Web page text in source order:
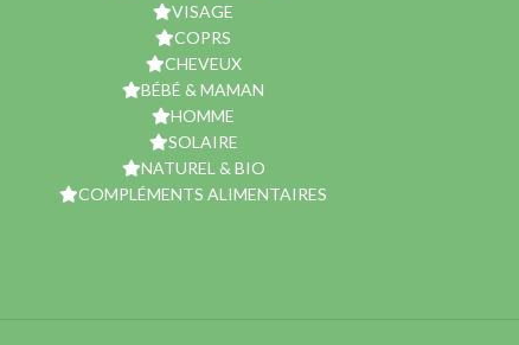
VISAGE
COPRS
CHEVEUX
BÉBÉ & MAMAN
HOMME
SOLAIRE
NATUREL & BIO
COMPLÉMENTS ALIMENTAIRES